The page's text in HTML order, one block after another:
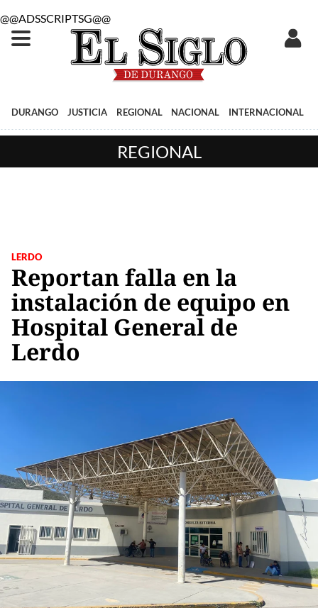
@@ADSSCRIPTSG@@
DURANGO JUSTICIA REGIONAL NACIONAL INTERNACIONAL
REGIONAL
LERDO
Reportan falla en la
instalación de equipo en
Hospital General de
Lerdo